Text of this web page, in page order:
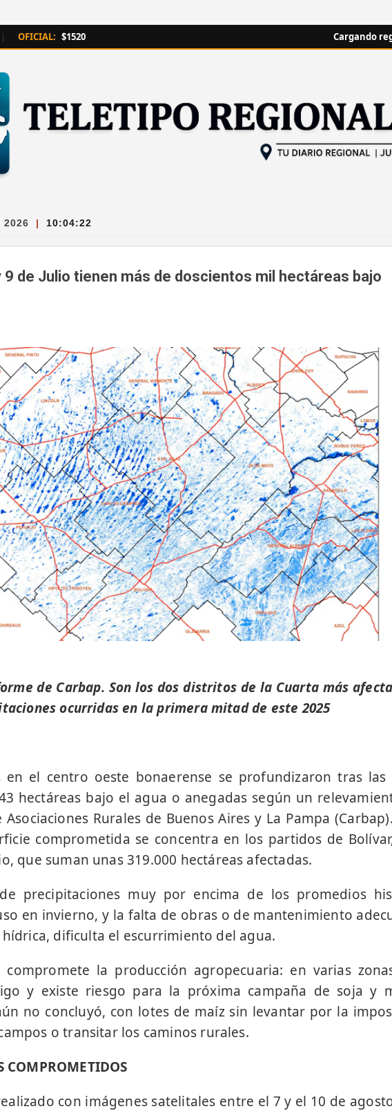
| OFICIAL: $1520 Cargando
2026 | 10:04:23
9 de Julio tienen más de doscientos mil hectáreas bajo
de Carbap. Son los dos distritos de la Cuarta más
ocurridas en la primera mitad de este 2025
en el centro oeste bonaerense se profundizaron tras las
hectáreas bajo el agua o anegadas según un
Rurales de Buenos Aires y La Pampa
comprometida se concentra en los partidos de
que suman unas 319.000 hectáreas afectadas.
precipitaciones muy por encima de los promedios
en invierno, y la falta de obras o de mantenimiento
dificulta el escurrimiento del agua.
compromete la producción agropecuaria: en varias
y existe riesgo para la próxima campaña de soja y
no concluyó, con lotes de maíz sin levantar por la
o transitar los caminos rurales.
COMPROMETIDOS
con imágenes satelitales entre el 7 y el 10 de